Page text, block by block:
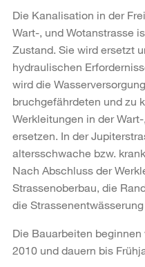
Die Kanalisation in der
Wart-, und Wotanstrasse
Zustand. Sie wird ersetzt
hydraulischen
wird die
bruchgefährdeten und zu
Werkleitungen in der
ersetzen. In der
altersschwache bzw.
Nach Abschluss der
Strassenoberbau, die
die Strassenentwässerung
Die Bauarbeiten
2010 und dauern bis